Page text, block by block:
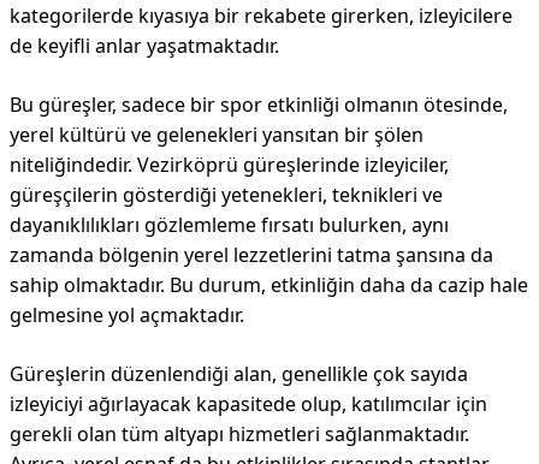
kategorilerde kıyasıya bir rekabete girerken, izleyicilere
de keyifli anlar yaşatmaktadır.
Bu güreşler, sadece bir spor etkinliği olmanın ötesinde,
yerel kültürü ve gelenekleri yansıtan bir şölen
niteliğindedir. Vezirköprü güreşlerinde izleyiciler,
güreşçilerin gösterdiği yetenekleri, teknikleri ve
dayanıklılıkları gözlemleme fırsatı bulurken, aynı
zamanda bölgenin yerel lezzetlerini tatma şansına da
sahip olmaktadır. Bu durum, etkinliğin daha da cazip hale
gelmesine yol açmaktadır.
Güreşlerin düzenlendiği alan, genellikle çok sayıda
izleyiciyi ağırlayacak kapasitede olup, katılımcılar için
gerekli olan tüm altyapı hizmetleri sağlanmaktadır.